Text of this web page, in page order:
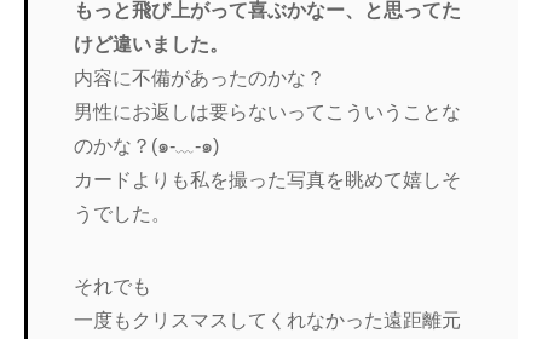
もっと飛び上がって喜ぶかなー、と思ってた
けど違いました。
内容に不備があったのかな？
男性にお返しは要らないってこういうことな
のかな？(๑-﹏-๑)
カードよりも私を撮った写真を眺めて嬉しそ
うでした。
それでも
一度もクリスマスしてくれなかった遠距離元